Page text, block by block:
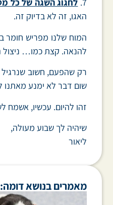
7. לחגוג השגה של כל
האגו, זה לא בדיוק זה.
המוח שלנו מפריש חומר
להנאה. קצת כמו… ניצול
רק שהפעם, חשוב
שום דבר לא ימנע מאתנו
זהו להיום. עכשיו,
שיהיה לך שבוע מעולה,
ליאור
מאמרים בנושא דומה: